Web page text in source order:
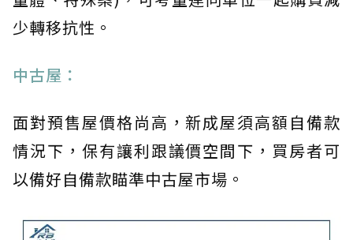
少轉移抗性。
中古屋：
面對預售屋價格尚高，新成屋須高額自備款
情況下，保有讓利跟議價空間下，買房者可
以備好自備款瞄準中古屋市場。